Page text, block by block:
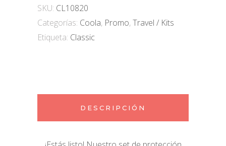
en
1)
Travel
SKU: CL10820
Categorías: Coola, Promo,Travel / Kits
Etiqueta: Classic
DESCRIPCIÓN